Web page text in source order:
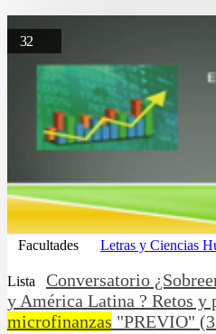
32
Facultades Letras y Ciencias
Lista
Conversatorio
y América Latina ? Retos y
microfinanzas "PREVIO"